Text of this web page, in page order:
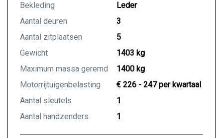
Bekleding
Leder
Aantal deuren
3
Aantal zitplaatsen
5
Gewicht
1403 kg
Maximum massa geremd
1400 kg
Motorrijtuigenbelasting
€ 226 - 247 per kwartaal
Aantal sleutels
1
Aantal handzenders
1